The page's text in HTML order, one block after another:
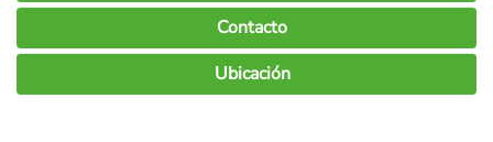
Contacto
Ubicación